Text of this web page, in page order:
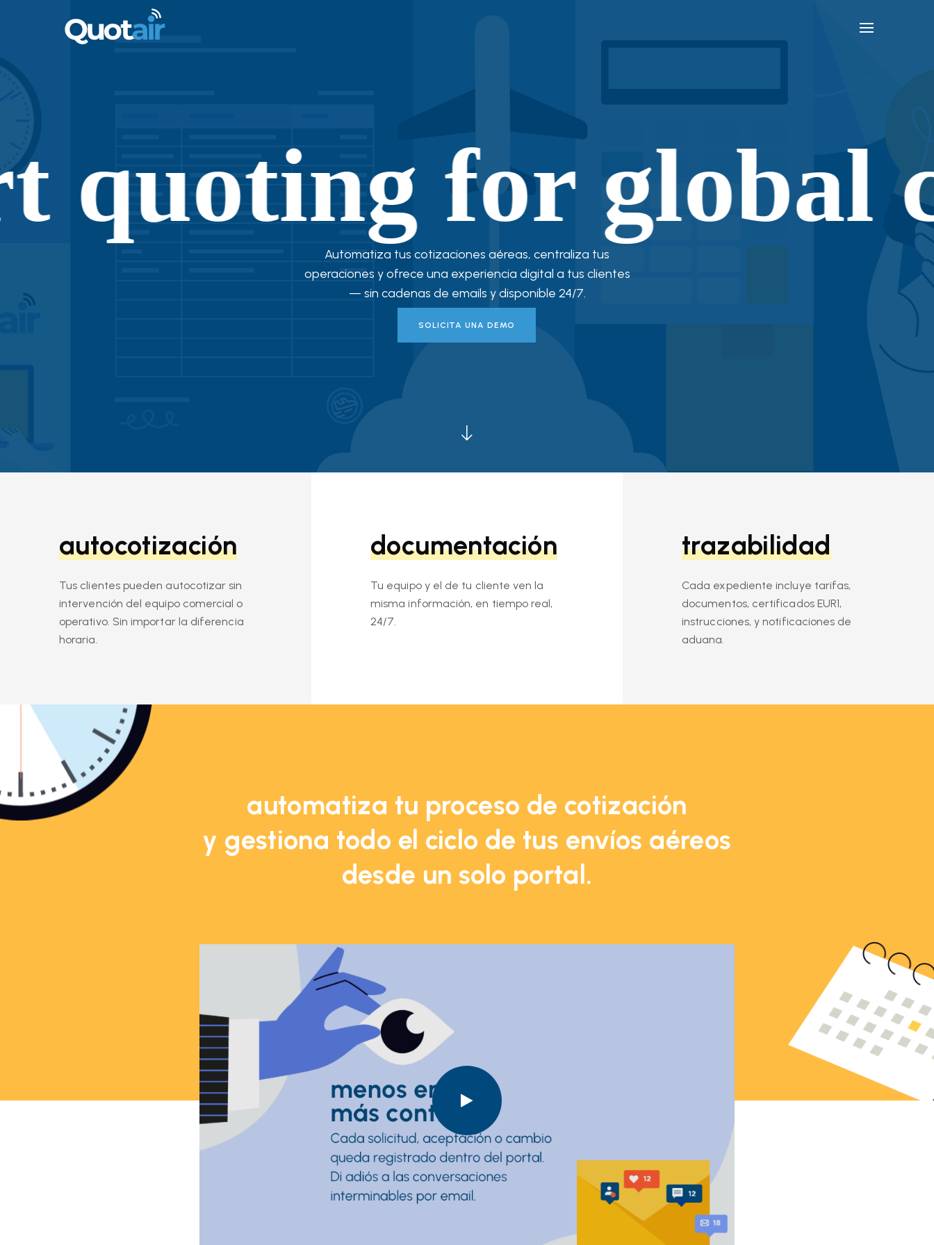
for global
Automatiza tus cotizaciones aéreas, centraliza tus
operaciones y ofrece una experiencia digital a tus clientes
— sin cadenas de emails y disponible 24/7.
SOLICITA UNA DEMO
autocotización
Tus clientes pueden autocotizar sin
intervención del equipo comercial o
operativo. Sin importar la diferencia
horaria.
documentación
Tu equipo y el de tu cliente ven la
misma información, en tiempo real,
24/7.
trazabilidad
Cada expediente incluye tarifas,
documentos, certificados EUR1,
instrucciones, y notificaciones de
aduana.
automatiza tu proceso de cotización
y gestiona todo el ciclo de tus envíos aéreos
desde un solo portal.